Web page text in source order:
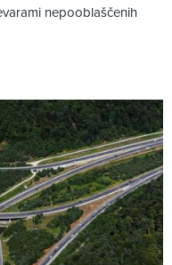
nepooblaščenih